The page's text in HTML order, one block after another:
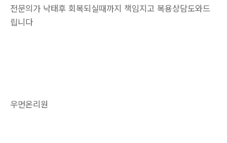
전문의가 낙태후 회복되실때까지 책임지고 복용상담도와드
립니다
우먼온리원